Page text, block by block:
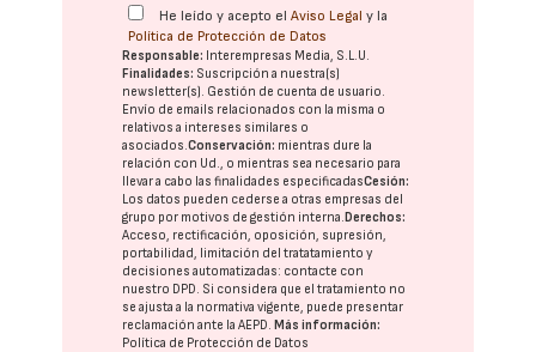
He leído y acepto elAviso Legal y la
Política de Protección de Datos
Responsable: Interempresas Media, S.L.U.
Finalidades: Suscripción a nuestra(s)
newsletter(s). Gestión de cuenta de usuario.
Envío de emails relacionados con la misma o
relativos a intereses similares o
asociados.Conservación: mientras dure la
relación con Ud., o mientras sea necesario para
llevar a cabo las finalidades especificadasCesión:
Los datos pueden cederse a otras empresas del
grupo por motivos de gestión interna.Derechos:
Acceso, rectificación, oposición, supresión,
portabilidad, limitación del tratatamiento y
decisiones automatizadas: contacte con
nuestro DPD. Si considera que el tratamiento no
se ajusta a la normativa vigente, puede presentar
reclamación ante laAEPD.Más información:
Política de Protección de Datos